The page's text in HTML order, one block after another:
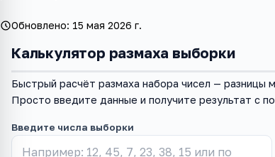
Обновлено: 15 мая 2026 г.
Калькулятор размаха выборки
Быстрый расчёт размаха набора чисел —
Просто введите данные и получите результат с
Введите числа выборки